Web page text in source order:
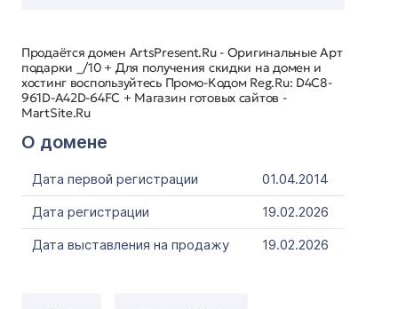
Продаётся домен ArtsPresent.Ru - Оригинальные Арт
подарки _/10 + Для получения скидки на домен и
хостинг воспользуйтесь Промо-Кодом Reg.Ru: D4C8-
961D-A42D-64FC + Магазин готовых сайтов -
MartSite.Ru
О домене
Дата первой регистрации
01.04.2014
Дата регистрации
19.02.2026
Дата выставления на продажу
19.02.2026